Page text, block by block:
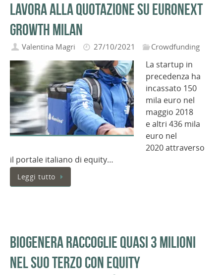
lavora alla quotazione su Euronext
Growth Milan
Valentina Magri 27/10/2021 Crowdfunding
La startup in
precedenza ha
incassato 150
mila euro nel
maggio 2018
e altri 436 mila
euro nel
2020 attraverso
il portale italiano di equity…
Leggi tutto
Biogenera raccoglie quasi 3 milioni
nel suo terzo con equity